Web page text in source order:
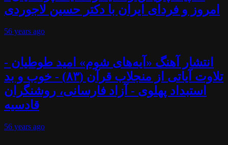
امروز و فردای ایران با دکتر حسین لاجوردی
56 years ago
انتشار آهنگ «آیه‌های شوم» امید طوطیان -
تلاوت آیاتی از منجلاب قرآن (۸۳) - خوب و بد
استبداد پهلوی - آزاد فارسانی، روشنگران
قادسیه
56 years ago